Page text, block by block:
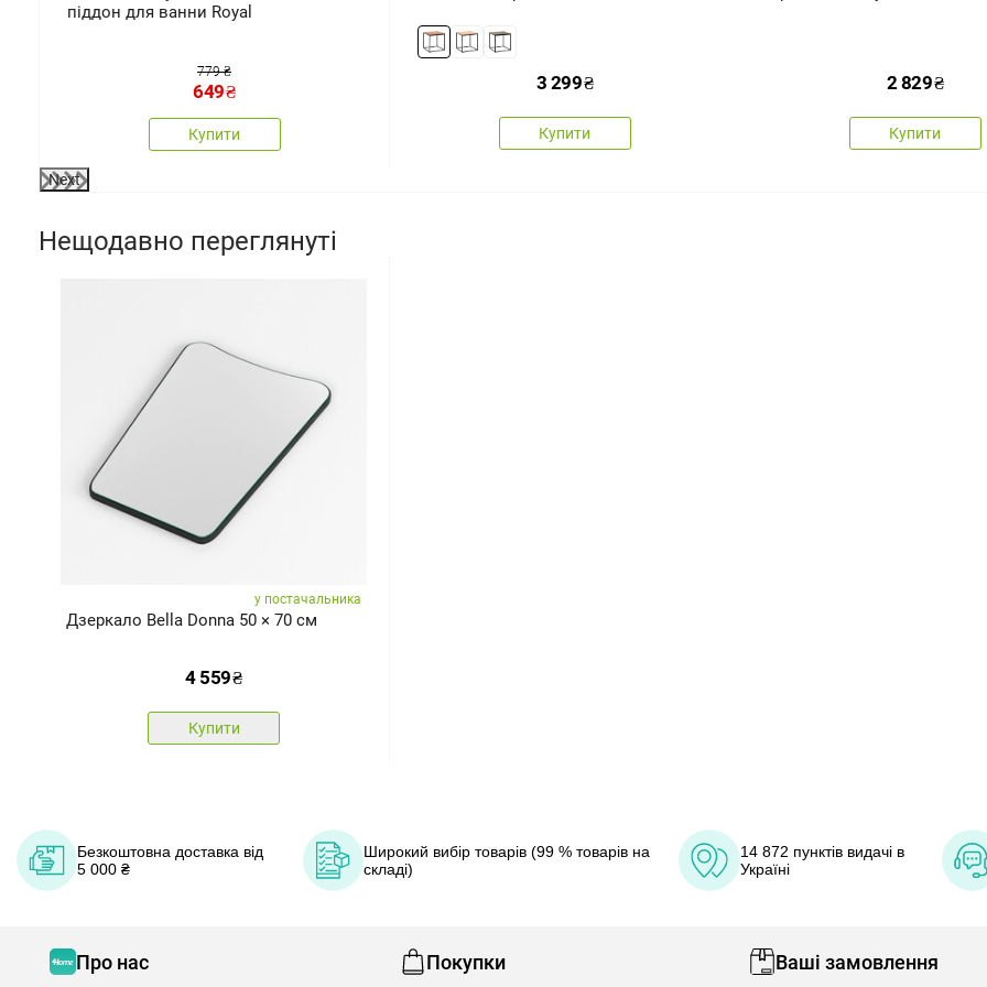
піддон для ванни Royal
779 ₴
649₴
Купити
3 299₴
Купити
2 829₴
Купити
Next
Нещодавно переглянуті
у постачальника
Дзеркало Bella Donna 50 × 70 см
4 559₴
Купити
Безкоштовна доставка від
5 000 ₴
Широкий вибір товарів (99 % товарів на
складі)
14 872 пунктів видачі в
Україні
Про нас Покупки Ваші замовлення